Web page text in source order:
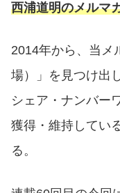
西浦道明のメル
2014年から、当メ
場）」を見つけ出
シェア・ナンバー
獲得・維持してい
る。